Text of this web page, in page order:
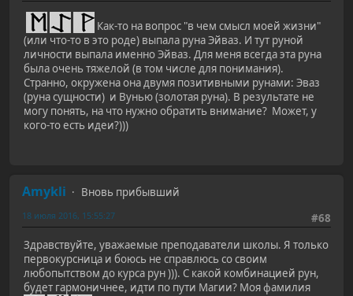
Как-то на вопрос "в чем смысл моей жизни"
(или что-то в это роде) выпала руна Эйваз. И тут руной
личности выпала именно Эйваз. Для меня всегда эта руна
была очень тяжелой (в том числе для понимания).
Странно, окружена она двумя позитивными рунами: Эваз
(руна сущности) и Вунью (золотая руна). В результате не
могу понять, на что нужно обратить внимание? Может, у
кого-то есть идеи?)))
Amykli
Вновь прибывший
#68
18 июля 2016, 15:55:27
Здравствуйте, уважаемые преподаватели школы. Я только
первокурсница и боюсь не справлюсь со своим
любопытством до курса рун ))). С какой комбинацией рун,
будет гармоничнее, идти по пути Магии? Моя фамилия